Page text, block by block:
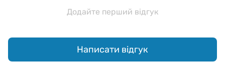
Додайте перший відгук
Написати відгук